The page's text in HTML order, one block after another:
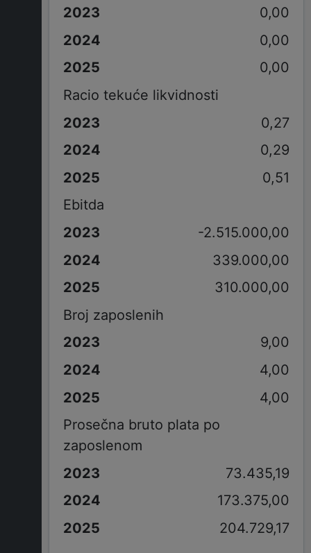
0,00
0,00
0,00
Racio tekuće likvidnosti
0,27
0,29
0,51
Ebitda
-2.515.000,00
339.000,00
310.000,00
Broj zaposlenih
9,00
4,00
4,00
Prosečna bruto plata po
zaposlenom
73.435,19
173.375,00
204.729,17